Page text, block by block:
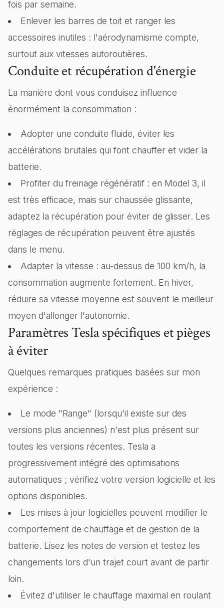
fois par semaine.
Enlever les barres de toit et ranger les
accessoires inutiles : l'aérodynamisme compte,
surtout aux vitesses autoroutières.
Conduite et récupération d'énergie
La manière dont vous conduisez influence
énormément la consommation :
Adopter une conduite fluide, éviter les
accélérations brutales qui font chauffer et vider la
batterie.
Profiter du freinage régénératif : en Model 3, il
est très efficace, mais sur chaussée glissante,
adaptez la récupération pour éviter de glisser. Les
réglages de récupération peuvent être ajustés
dans le menu.
Adapter la vitesse : au-dessus de 100 km/h, la
consommation augmente fortement. En hiver,
réduire sa vitesse moyenne est souvent le meilleur
moyen d'allonger l'autonomie.
Paramètres Tesla spécifiques et pièges
à éviter
Quelques remarques pratiques basées sur mon
expérience :
Le mode "Range" (lorsqu'il existe sur des
versions plus anciennes) n'est plus présent sur
toutes les versions récentes. Tesla a
progressivement intégré des optimisations
automatiques ; vérifiez votre version logicielle et les
options disponibles.
Les mises à jour logicielles peuvent modifier le
comportement de chauffage et de gestion de la
batterie. Lisez les notes de version et testez les
changements lors d'un trajet court avant de partir
loin.
Évitez d'utiliser le chauffage maximal en roulant